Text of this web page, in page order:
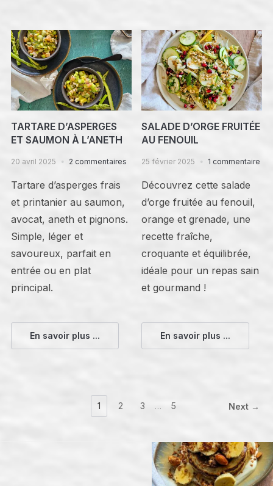
TARTARE D’ASPERGES
ET SAUMON À L’ANETH
20 avril 2025 2 commentaires
Tartare d’asperges frais
et printanier au saumon,
avocat, aneth et pignons.
Simple, léger et
savoureux, parfait en
entrée ou en plat
principal.
En savoir plus ...
SALADE D’ORGE FRUITÉE
AU FENOUIL
25 février 2025 1 commentaire
Découvrez cette salade
d’orge fruitée au fenouil,
orange et grenade, une
recette fraîche,
croquante et équilibrée,
idéale pour un repas sain
et gourmand !
En savoir plus ...
1 2 3 … 5 Next →